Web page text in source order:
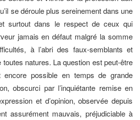
se déroule plus sereinement dans une
surtout dans le respect de ceux qui
jamais en défaut malgré la somme
à l’abri des faux-semblants et
natures. La question est peut-être
possible en temps de grande
obscurci par l’inquiétante remise en
et d’opinion, observée depuis
assurément mauvais, préjudiciable à